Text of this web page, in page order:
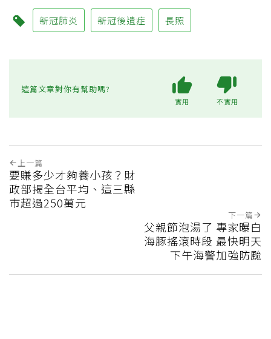
新冠肺炎 新冠後遺症 長照
這篇文章對你有幫助嗎?
實用 不實用
上一篇
要賺多少才夠養小孩？財
政部揭全台平均、這三縣
市超過250萬元
下一篇
父親節泡湯了 專家曝白
海豚搖滾時段 最快明天
下午海警加強防颱